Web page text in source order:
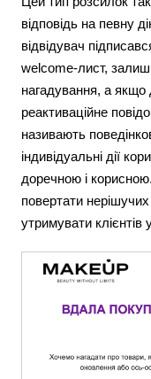
відповідь на певну
відвідувач
welcome-лист,
нагадування, а
реактиваційне
називають
індивідуальні дії
доречною і
повертати
утримувати клієнтів